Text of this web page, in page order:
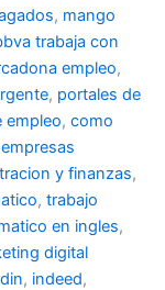
, mango
trabaja con
empleo,
, portales de
empleo, como
y finanzas,
, trabajo
en ingles,
digital
, indeed,